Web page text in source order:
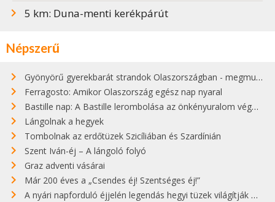
5 km: Duna-menti kerékpárút
Népszerű
Gyönyörű gyerekbarát strandok Olaszországban - megmutatjuk a 15 legjobbat
Ferragosto: Amikor Olaszország egész nap nyaral
Bastille nap: A Bastille lerombolása az önkényuralom végét jelentette
Lángolnak a hegyek
Tombolnak az erdőtüzek Szicíliában és Szardínián
Szent Iván-éj – A lángoló folyó
Graz adventi vásárai
Már 200 éves a „Csendes éj! Szentséges éj!”
A nyári napforduló éjjelén legendás hegyi tüzek világítják meg Zugspitzét